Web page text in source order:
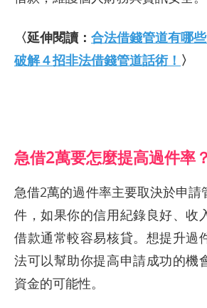
〈延伸閱讀： 合法借錢管道有哪
破解４招非法借錢管道話術！ 〉
急借2萬要怎麼提高過件率？
急借2萬的過件率主要取決於申請
件，如果你的信用紀錄良好、收
借款通常較容易核貸。想提升過
法可以幫助你提高申請成功的機
資金的可能性。